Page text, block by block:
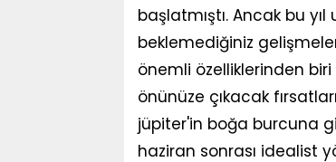
başlatmıştı. Ancak bu
beklemediğiniz
önemli özelliklerinden
önünüze çıkacak
jüpiter'in boğa burcuna
haziran sonrası idealist